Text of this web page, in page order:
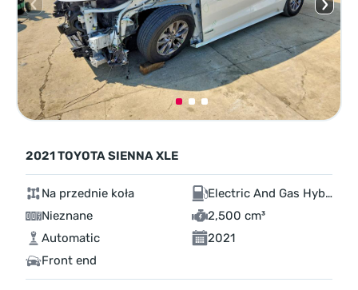
2021 TOYOTA SIENNA XLE
Na przednie koła
Electric And Gas Hybrid
Nieznane
2,500 cm³
Automatic
2021
Front end